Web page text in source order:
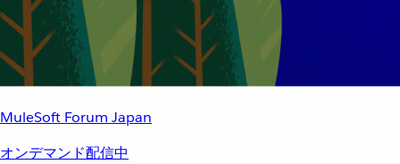
MuleSoft Forum Japan
オンデマンド配信中